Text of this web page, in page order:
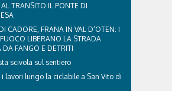
TRANSITO IL PONTE DI
CADORE, FRANA IN VAL D’OTEN: I
LIBERANO LA STRADA
DA FANGO E DETRITI
scivola sul sentiero
i lavori lungo la ciclabile a San Vito di